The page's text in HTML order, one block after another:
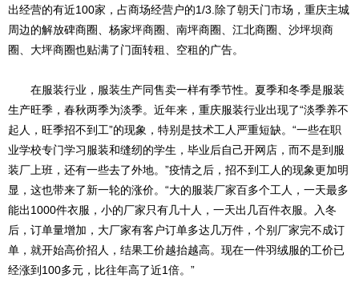
出经营的有近100家，占商场经营户的1/3.除了朝天门市场，重庆主城
周边的解放碑商圈、杨家坪商圈、南坪商圈、江北商圈、沙坪坝商
圈、大坪商圈也贴满了门面转租、空租的广告。
在服装行业，服装生产同售卖一样有季节性。夏季和冬季是服装
生产旺季，春秋两季为淡季。近年来，重庆服装行业出现了“淡季养不
起人，旺季招不到工”的现象，特别是技术工人严重短缺。“一些在职
业学校专门学习服装和缝纫的学生，毕业后自己开网店，而不是到服
装厂上班，还有一些去了外地。”疫情之后，招不到工人的现象更加明
显，这也带来了新一轮的涨价。“大的服装厂家百多个工人，一天最多
能出1000件衣服，小的厂家只有几十人，一天出几百件衣服。入冬
后，订单量增加，大厂家有客户订单多达几万件，个别厂家完不成订
单，就开始高价招人，结果工价越抬越高。现在一件羽绒服的工价已
经涨到100多元，比往年高了近1倍。”